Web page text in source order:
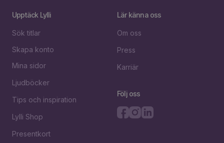
Upptäck Lylli
Sök titlar
Skapa konto
Mina sidor
Ljudböcker
Tips och inspiration
Lylli Shop
Presentkort
Lär känna oss
Om oss
Press
Karriär
Följ oss